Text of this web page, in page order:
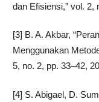
dan Efisiensi,” vol. 2,
[3] B. A. Akbar,
Menggunakan
5, no. 2, pp. 33–42,
[4] S. Abigael, D.